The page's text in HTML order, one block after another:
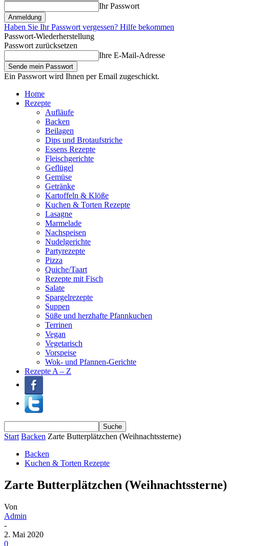
Ihr Passwort
Haben Sie Ihr Passwort vergessen? Hilfe bekommen
Passwort-Wiederherstellung
Passwort zurücksetzen
Ihre E-Mail-Adresse
Ein Passwort wird Ihnen per Email zugeschickt.
Home
Rezepte
Aufläufe
Backen
Beilagen
Dips und Brotaufstriche
Essens Rezepte
Fleischgerichte
Geflügel
Gemüse
Getränke
Kartoffeln & Klöße
Kuchen & Torten Rezepte
Lasagne
Marmelade
Nachspeisen
Nudelgerichte
Partyrezepte
Pizza
Quiche/Taart
Rezepte mit Fisch
Salate
Spargelrezepte
Suppen
Süße und herzhafte Pfannkuchen
Terrinen
Vegan
Vegetarisch
Vorspeise
Wok- und Pfannen-Gerichte
Rezepte A – Z
Start Backen Zarte Butterplätzchen (Weihnachtssterne)
Backen
Kuchen & Torten Rezepte
Zarte Butterplätzchen (Weihnachtssterne)
Von
Admin
-
2. Mai 2020
0